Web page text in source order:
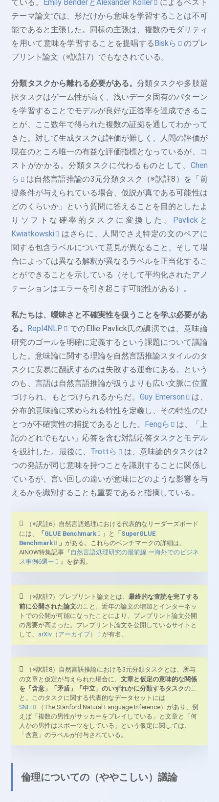
ている。 Emily BenderとAlexander Koller
によるベスト
テーマ論文では、形だけから意味を学習することは不可
能であると主張した。同様の主張は、複数のモダリティ
を用いて意味を学習することを提唱する Biskら
のプレ
プリント論文（※訳註7）でもなされている。
分類タスクから離れる必要がある。分類タスクや多肢選
択タスクはゲーム性が高く、浅いデータ固有のパターン
を学習することでモデルが良好な正答率を達成できるこ
とが、ここ数年で得られた複数の証拠を通してわかって
きた。対して生成タスクは評価が難しく、人間の評価が
現在のところ唯一の有益な評価指標となっているが、コ
ストがかかる。分類タスクに代わるものとして、 Chen
ら
は自然言語推論の3元分類タスク（※訳註8）を「前
提条件が与えられている場合、仮説が真である可能性は
どのくらいか」という質問に答えることを目的としたよ
りソフトな確率的タスクに変換した。 Pavlickと
Kwiatkowski
はさらに、人間でさえ特定の文のペアに
関する包含ラベルについて意見が異なること、そして場
合によっては異なる解釈が異なるラベルを正当化するこ
とができることを示している（そして平均化されたアノ
テーションはエラーを引き起こす可能性がある）。
私たちは、曖昧さと不確実性を扱うことを学ぶ必要があ
る。 Repl4NLP
でのEllie Pavlick氏の講演では、意味論
研究のゴールを明確に定義するという課題について議論
した。意味論に関する理論を自然言語推論スタイルのタ
スクに安易に翻訳するのは失敗する運命にある。という
のも、言語は自然言語推論が扱うよりも広い文脈に位置
づけられ、もとづけられるからだ。Guy Emerson
は、
分布的意味論に求められる特性を定義し、その特性のひ
とつが不確実性の捕捉であるとした。 Fengら
は、「上
記のどれでもない」応答を含む対話応答タスクとモデル
を設計した。最後に、 Trottら
は、意味論的タスクは2
つの発話が同じ意味を持つことを識別することに関係し
ているが、言い回しの違いが意味にどのような影響を与
えるかを識別することも重要であると指摘している。
（※訳註6）自然言語処理における代表的なリーダーズボード
には、
「 GLUE Benchmark 」 と 「 SuperGLUE
Benchmark
」 がある。これらのベンチマークの詳細は、
AINOW特集記事『自然言語処理研究の最前線 ー海外でのビジネ
ス事例6選ー
』を参照。
（※訳註7）プレプリント論文とは、最終的な査読を完了する
前に公開された論文のこと。近年の論文の増加とインターネッ
トでの公開が可能になったことにより、プレプリント論文公開
の需要が高まった。プレプリント論文を公開しているサイトと
して、 arXiv（アーカイブ） が有名。
（※訳註8）自然言語推論における3元分類タスクとは、所与
の文章と仮定が与えられた場合に、文章と仮定の意味的な関係
を「含意」「矛盾」「中立」のいずれかに分類するタスクのこ
と。このタスクに関する代表的なデータセットには
SNLI
（The Stanford Natural Language Inference）があり、例
えば「複数の男性がサッカーをプレイしている」と文章と「何
人かの男性はスポーツをしている」という仮定に関しては、
「含意」のラベルが付与されている。
倫理についての（ややこしい）議論